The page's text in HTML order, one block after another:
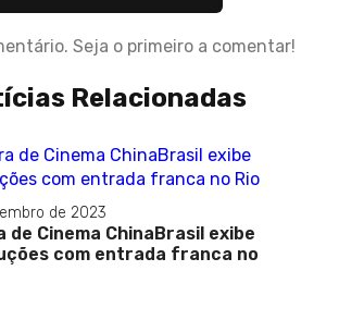
Seja o primeiro a comentar!
Relacionadas
de 2023
de Cinema ChinaBrasil exibe
com entrada franca no